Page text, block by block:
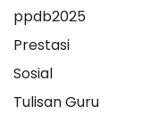
ppdb2025
Prestasi
Sosial
Tulisan Guru